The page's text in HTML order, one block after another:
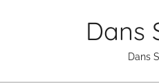
Dans
Dans